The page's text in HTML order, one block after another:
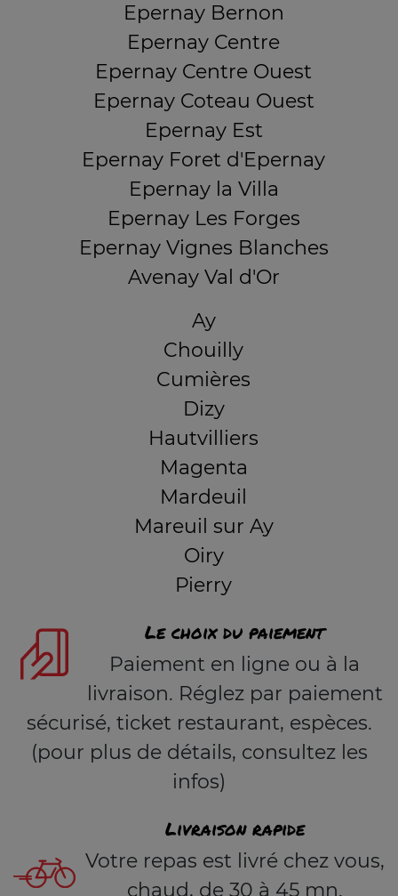
Epernay Bernon
Epernay Centre
Epernay Centre Ouest
Epernay Coteau Ouest
Epernay Est
Epernay Foret d'Epernay
Epernay la Villa
Epernay Les Forges
Epernay Vignes Blanches
Avenay Val d'Or
Ay
Chouilly
Cumières
Dizy
Hautvilliers
Magenta
Mardeuil
Mareuil sur Ay
Oiry
Pierry
Le choix du paiement
Paiement en ligne ou à la
livraison. Réglez par paiement
sécurisé, ticket restaurant, espèces.
(pour plus de détails, consultez les
infos)
Livraison rapide
Votre repas est livré chez vous,
chaud, de 30 à 45 mn.